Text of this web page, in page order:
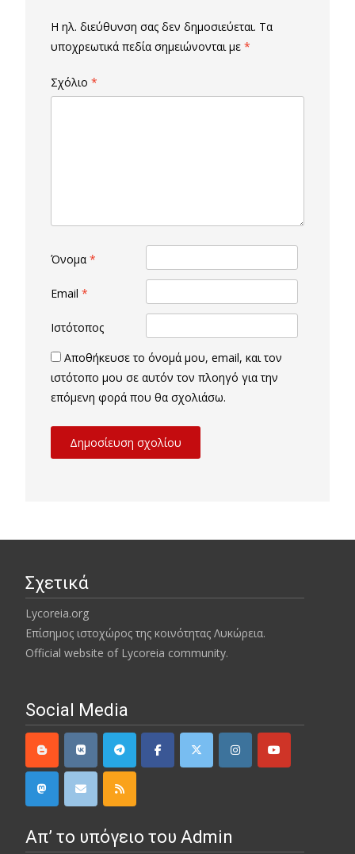
Η ηλ. διεύθυνση σας δεν δημοσιεύεται. Τα
υποχρεωτικά πεδία σημειώνονται με *
Σχόλιο *
Όνομα *
Email *
Ιστότοπος
Αποθήκευσε το όνομά μου, email, και τον
ιστότοπο μου σε αυτόν τον πλοηγό για την
επόμενη φορά που θα σχολιάσω.
Σχετικά
Lycoreia.org
Επίσημος ιστοχώρος της κοινότητας Λυκώρεια.
Official website of Lycoreia community.
Social Media
Απ’ το υπόγειο του Admin